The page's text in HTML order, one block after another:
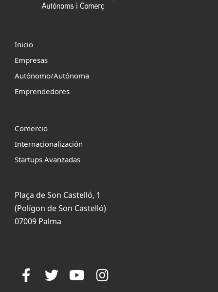
Inicio
Empresas
Autónomo/Autónoma
Emprendedores
Comercio
Internacionalización
Startups Avanzadas
Plaça de Son Castelló, 1
(Polígon de Son Castelló)
07009 Palma